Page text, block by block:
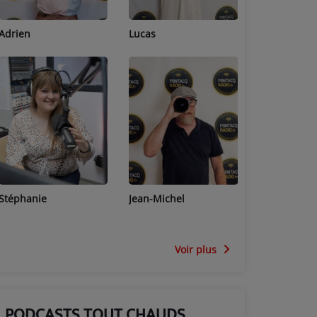
Michel
Bastien
Céline
Voir plus